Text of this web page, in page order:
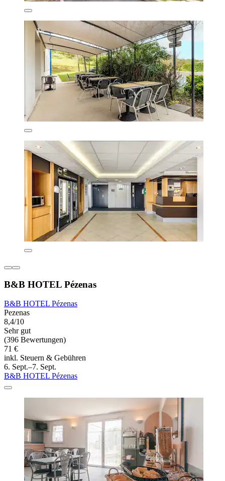
B&B HOTEL Pézenas
B&B HOTEL Pézenas
Pezenas
8,4/10
Sehr gut
(396 Bewertungen)
71 €
inkl. Steuern & Gebühren
6. Sept.–7. Sept.
B&B HOTEL Pézenas